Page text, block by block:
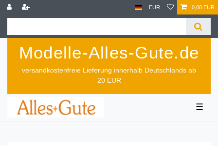
EUR 0,00 EUR
Modelle-Alles-Gute.de
versandkostenfreie Lieferung innerhalb Deutschlands ab
20 EUR
☰